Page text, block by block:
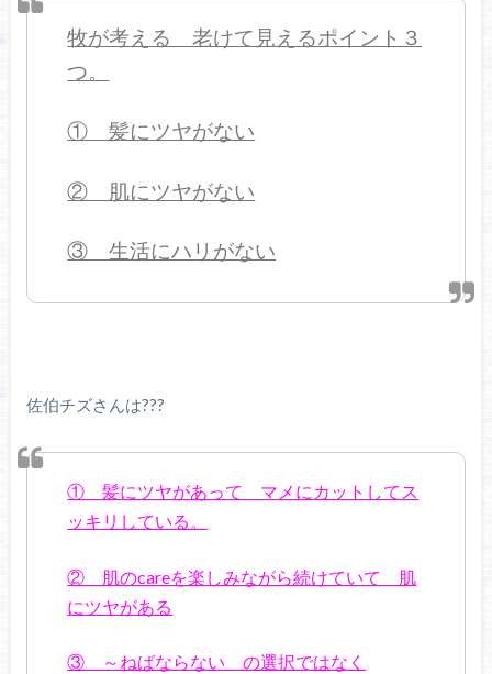
牧が考える 老けて見えるポイント３
つ。
① 髪にツヤがない
② 肌にツヤがない
③ 生活にハリがない
佐伯チズさんは???
① 髪にツヤがあって マメにカットしてス
ッキリしている。
② 肌のcareを楽しみながら続けていて 肌
にツヤがある
③ ～ねばならない の選択ではなく